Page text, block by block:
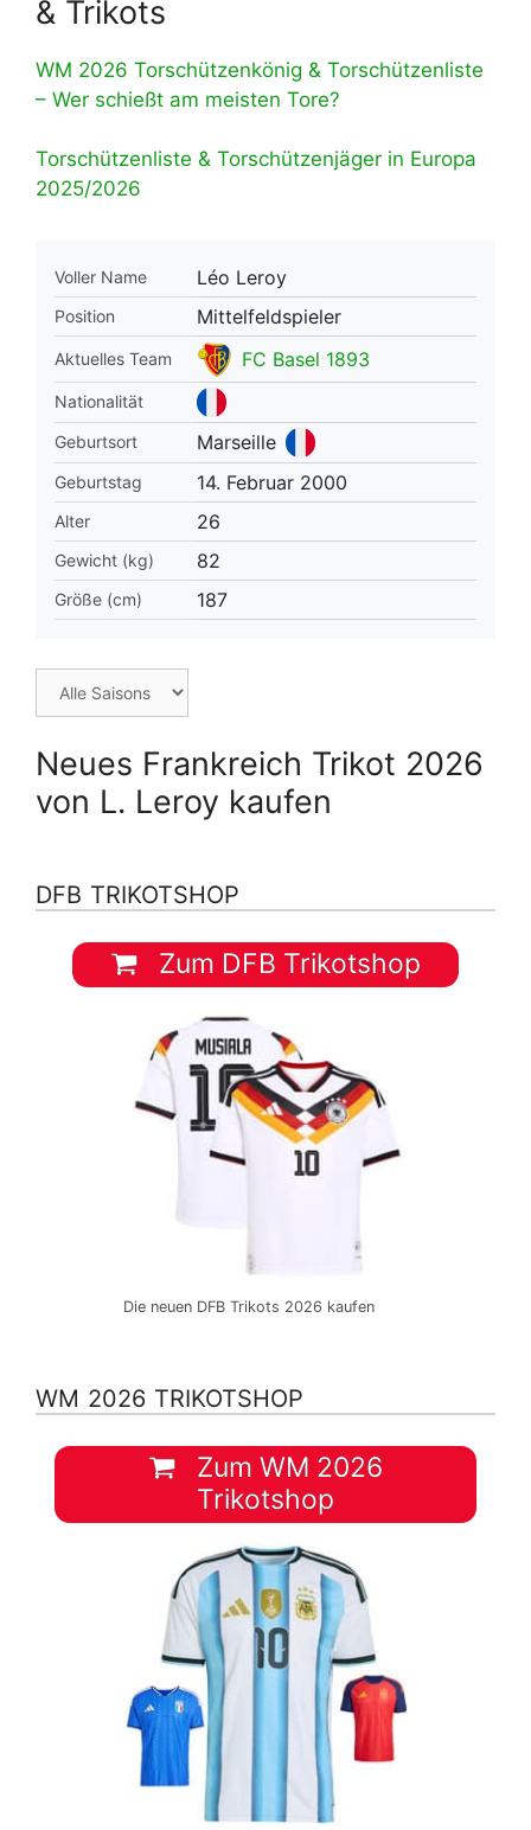
& Trikots
WM 2026 Torschützenkönig & Torschützenliste
– Wer schießt am meisten Tore?
Torschützenliste & Torschützenjäger in Europa
2025/2026
Voller Name Léo Leroy
Position Mittelfeldspieler
Aktuelles Team FC Basel 1893
Nationalität
Geburtsort
Marseille
Geburtstag 14. Februar 2000
Alter 26
Gewicht (kg) 82
Größe (cm) 187
Neues Frankreich Trikot 2026
von L. Leroy kaufen
DFB TRIKOTSHOP
Zum DFB Trikotshop
Die neuen DFB Trikots 2026 kaufen
WM 2026 TRIKOTSHOP
Zum WM 2026
Trikotshop